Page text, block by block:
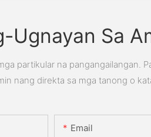
Ugnayan Sa
partikular na pangangailangan.
nang direkta sa mga tanong o
Email